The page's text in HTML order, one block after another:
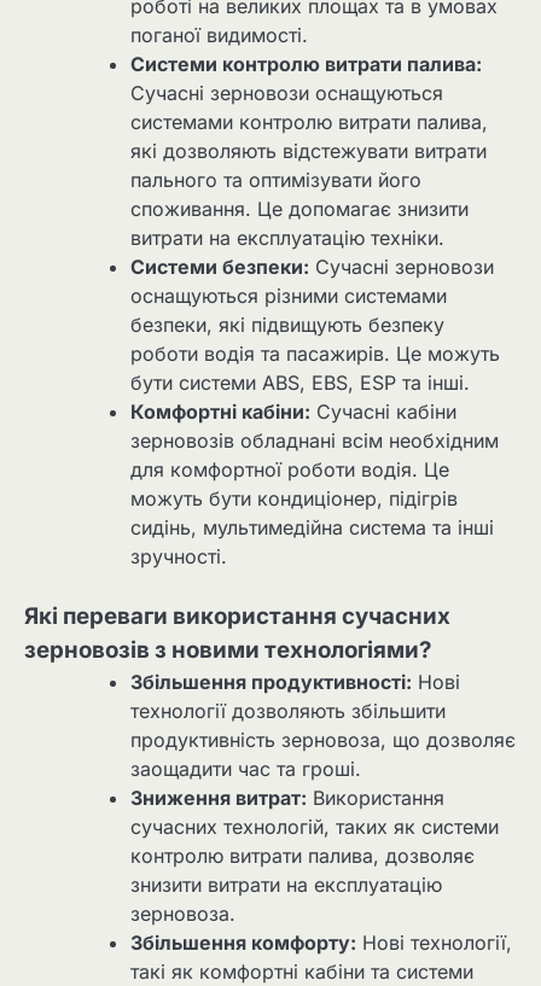
роботі на великих площах та в умовах
поганої видимості.
Системи контролю витрати палива:
Сучасні зерновози оснащуються
системами контролю витрати палива,
які дозволяють відстежувати витрати
пального та оптимізувати його
споживання. Це допомагає знизити
витрати на експлуатацію техніки.
Системи безпеки: Сучасні зерновози
оснащуються різними системами
безпеки, які підвищують безпеку
роботи водія та пасажирів. Це можуть
бути системи ABS, EBS, ESP та інші.
Комфортні кабіни: Сучасні кабіни
зерновозів обладнані всім необхідним
для комфортної роботи водія. Це
можуть бути кондиціонер, підігрів
сидінь, мультимедійна система та інші
зручності.
Які переваги використання сучасних
зерновозів з новими технологіями?
Збільшення продуктивності: Нові
технології дозволяють збільшити
продуктивність зерновоза, що дозволяє
заощадити час та гроші.
Зниження витрат: Використання
сучасних технологій, таких як системи
контролю витрати палива, дозволяє
знизити витрати на експлуатацію
зерновоза.
Збільшення комфорту: Нові технології,
такі як комфортні кабіни та системи